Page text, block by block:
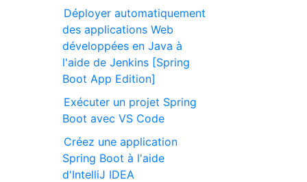
Déployer automatiquement
des applications Web
développées en Java à
l'aide de Jenkins [Spring
Boot App Edition]
Exécuter un projet Spring
Boot avec VS Code
Créez une application
Spring Boot à l'aide
d'IntelliJ IDEA